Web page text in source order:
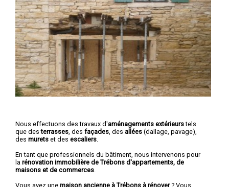
Nous effectuons des travaux d'aménagements extérieurstels
que desterrasses , des façades , des allées (dallage, pavage),
des murets et des escaliers
En tant que professionnels du bâtiment, nous intervenons pour
la rénovation immobilière de Trébons d'appartements, de
maisons et de commerces
Vous avez une maison ancienne à Trébons à rénover? Vous